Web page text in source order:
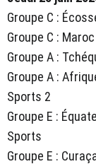
Groupe C :
Groupe C :
Groupe A :
Groupe A :
Sports 2
Groupe E :
Sports
Groupe E :